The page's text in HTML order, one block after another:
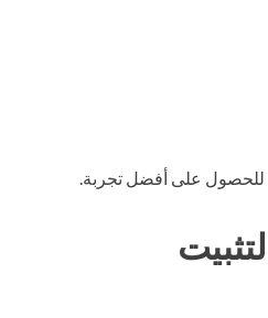
للحصول على أفضل تجربة.